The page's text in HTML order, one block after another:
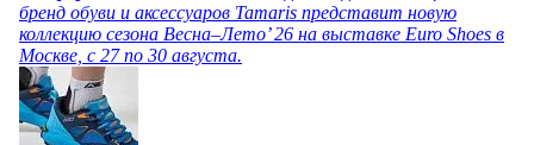
бренд обуви и аксессуаров Tamaris представит новую
коллекцию сезона Весна–Лето’ 26 на выставке Euro Shoes в
Москве, с 27 по 30 августа.